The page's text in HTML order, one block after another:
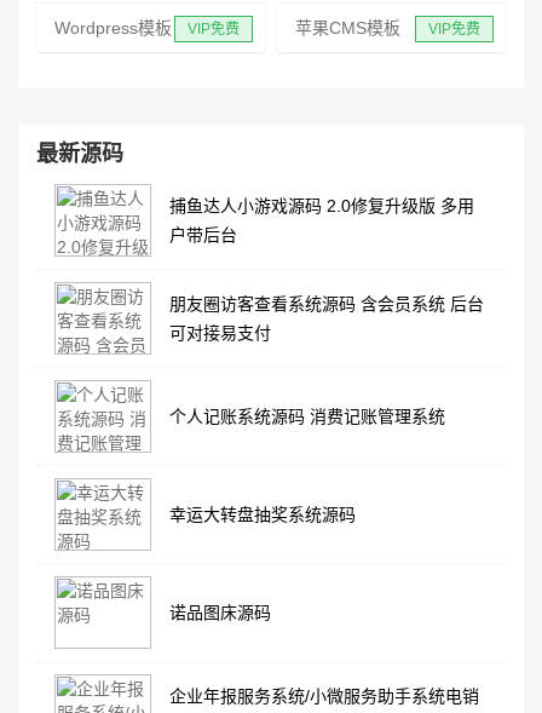
Wordpress模板 VIP免费 苹果CMS模板 VIP免费
最新源码
捕鱼达人小游戏源码 2.0修复升级版 多用
户带后台
朋友圈访客查看系统源码 含会员系统 后台
可对接易支付
个人记账系统源码 消费记账管理系统
幸运大转盘抽奖系统源码
诺品图床源码
企业年报服务系统/小微服务助手系统电销